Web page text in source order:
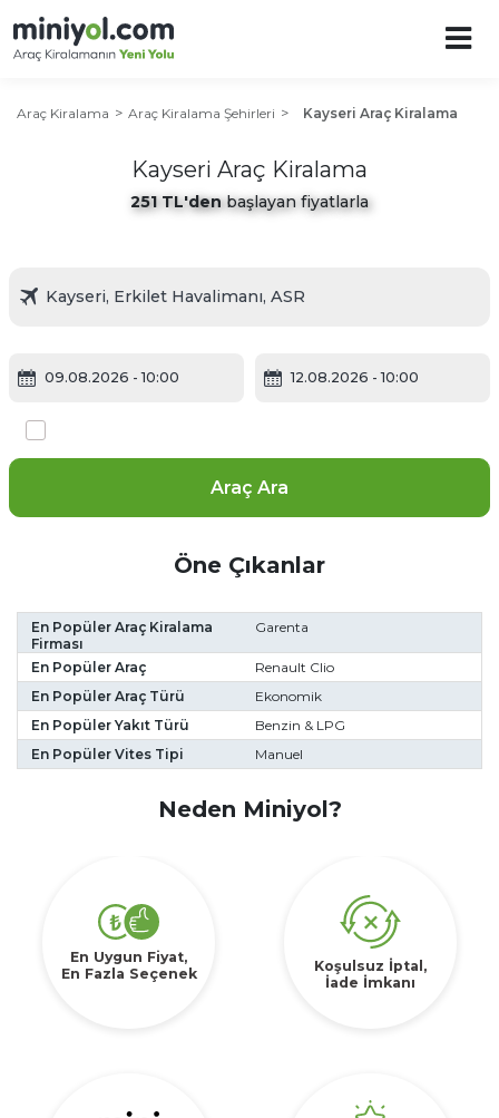
Araç Kiralama Araç Kiralama Şehirleri Kayseri Araç Kiralama
Kayseri Araç Kiralama
251 TL'denbaşlayan fiyatlarla
09.08.2026 - 10:00 12.08.2026 - 10:00
Araç Ara
Öne Çıkanlar
En Popüler Araç Kiralama
Firması
Garenta
En Popüler Araç
Renault Clio
En Popüler Araç Türü
Ekonomik
En Popüler Yakıt Türü
Benzin & LPG
En Popüler Vites Tipi
Manuel
Neden Miniyol?
En Uygun Fiyat,
En Fazla Seçenek
Koşulsuz İptal,
İade İmkanı